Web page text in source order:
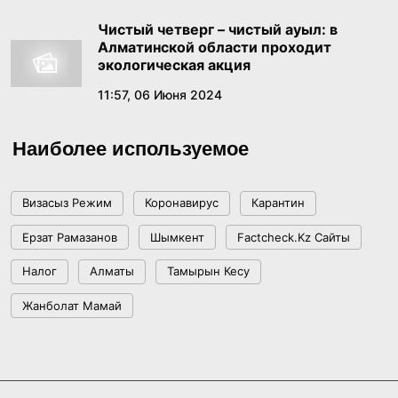
В Правительстве состоялось заседание
Комиссии по реализации государственной
языковой политики
17:39, 17 Июня 2026
Как платить меньше за «коммуналку»:
помощи
17:29, 16 Июня 2026
«Казахмыс» наращивает геологоразведку в
области Ұлытау и удваивает объемы бурения
15:38, 16 Июня 2026
Чистый четверг – чистый ауыл: в
Алматинской области проходит
экологическая акция
11:57, 06 Июня 2024
Наиболее используемое
Визасыз Режим Коронавирус Карантин
Ерзат Рамазанов Шымкент Factcheck.kz Сайты
Налог Алматы Тамырын Кесу
Жанболат Мамай